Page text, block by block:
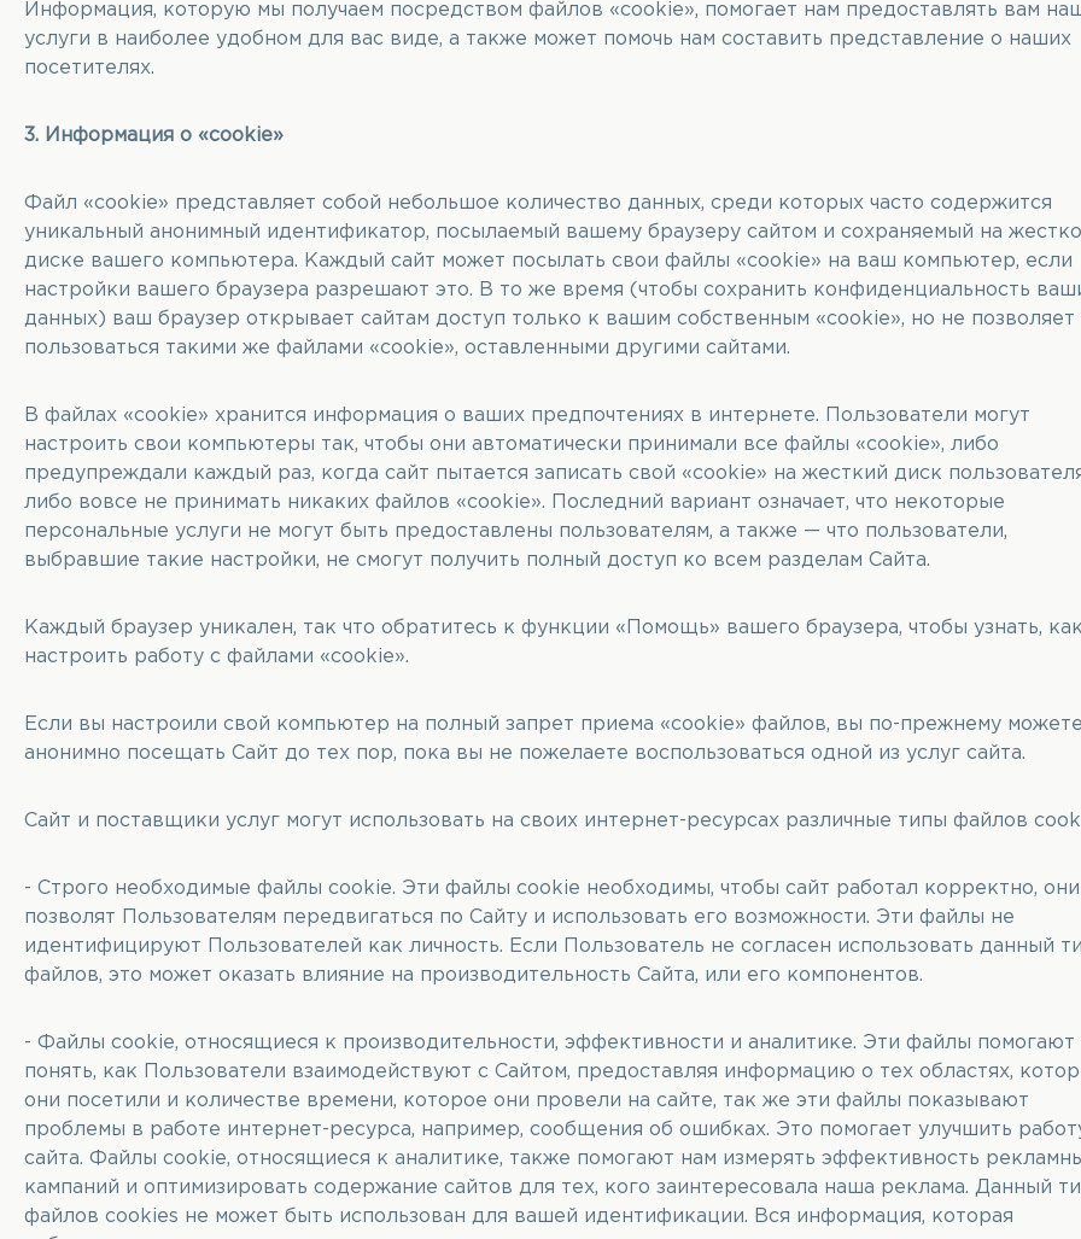
Информация, которую мы получаем посредством файлов «cookie», помогает нам предоставлять вам
услуги в наиболее удобном для вас виде, а также может помочь нам составить представление о наших
посетителях.
3. Информация о «cookie»
Файл «cookie» представляет собой небольшое количество данных, среди которых часто содержится
уникальный анонимный идентификатор, посылаемый вашему браузеру сайтом и сохраняемый на
диске вашего компьютера. Каждый сайт может посылать свои файлы «cookie» на ваш компьютер, если
настройки вашего браузера разрешают это. В то же время (чтобы сохранить конфиденциальность
данных) ваш браузер открывает сайтам доступ только к вашим собственным «cookie», но не позволяет
пользоваться такими же файлами «cookie», оставленными другими сайтами.
В файлах «cookie» хранится информация о ваших предпочтениях в интернете. Пользователи могут
настроить свои компьютеры так, чтобы они автоматически принимали все файлы «cookie», либо
предупреждали каждый раз, когда сайт пытается записать свой «cookie» на жесткий диск
либо вовсе не принимать никаких файлов «cookie». Последний вариант означает, что некоторые
персональные услуги не могут быть предоставлены пользователям, а также — что пользователи,
выбравшие такие настройки, не смогут получить полный доступ ко всем разделам Сайта.
Каждый браузер уникален, так что обратитесь к функции «Помощь» вашего браузера, чтобы узнать, как
настроить работу с файлами «cookie».
Если вы настроили свой компьютер на полный запрет приема «cookie» файлов, вы по-прежнему можете
анонимно посещать Сайт до тех пор, пока вы не пожелаете воспользоваться одной из услуг сайта.
Сайт и поставщики услуг могут использовать на своих интернет-ресурсах различные типы файлов
- Строго необходимые файлы cookie. Эти файлы cookie необходимы, чтобы сайт работал корректно, они
позволят Пользователям передвигаться по Сайту и использовать его возможности. Эти файлы не
идентифицируют Пользователей как личность. Если Пользователь не согласен использовать данный
файлов, это может оказать влияние на производительность Сайта, или его компонентов.
- Файлы cookie, относящиеся к производительности, эффективности и аналитике. Эти файлы помогают
понять, как Пользователи взаимодействуют с Сайтом, предоставляя информацию о тех областях,
они посетили и количестве времени, которое они провели на сайте, так же эти файлы показывают
проблемы в работе интернет-ресурса, например, сообщения об ошибках. Это помогает улучшить
сайта. Файлы cookie, относящиеся к аналитике, также помогают нам измерять эффективность
кампаний и оптимизировать содержание сайтов для тех, кого заинтересовала наша реклама. Данный
файлов cookies не может быть использован для вашей идентификации. Вся информация, которая